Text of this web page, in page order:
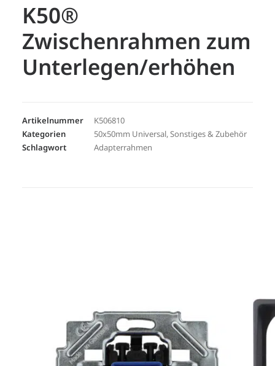
K50®
Zwischenrahmen zum
Unterlegen/erhöhen
Artikelnummer
K506810
Kategorien
50x50mm Universal,Sonstiges & Zubehör
Schlagwort
Adapterrahmen